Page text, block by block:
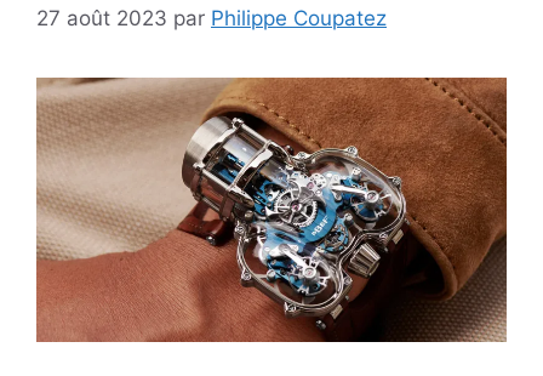
27 août 2023 par Philippe Coupatez